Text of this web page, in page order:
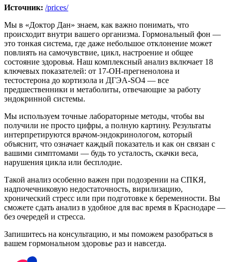
Источник: /prices/
Мы в «Доктор Дан» знаем, как важно понимать, что
происходит внутри вашего организма. Гормональный фон —
это тонкая система, где даже небольшое отклонение может
повлиять на самочувствие, цикл, настроение и общее
состояние здоровья. Наш комплексный анализ включает 18
ключевых показателей: от 17-ОН-прегненолона и
тестостерона до кортизола и ДГЭА-SO4 — все
предшественники и метаболиты, отвечающие за работу
эндокринной системы.
Мы используем точные лабораторные методы, чтобы вы
получили не просто цифры, а полную картину. Результаты
интерпретируются врачом-эндокринологом, который
объяснит, что означает каждый показатель и как он связан с
вашими симптомами — будь то усталость, скачки веса,
нарушения цикла или бесплодие.
Такой анализ особенно важен при подозрении на СПКЯ,
надпочечниковую недостаточность, вирилизацию,
хронический стресс или при подготовке к беременности. Вы
сможете сдать анализ в удобное для вас время в Краснодаре —
без очередей и стресса.
Запишитесь на консультацию, и мы поможем разобраться в
вашем гормональном здоровье раз и навсегда.